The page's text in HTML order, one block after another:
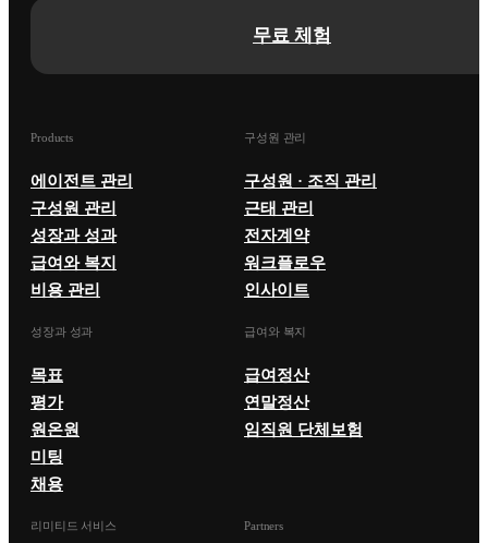
무료 체험
Products
에이전트 관리
구성원 관리
성장과 성과
급여와 복지
비용 관리
구성원 관리
구성원 · 조직 관리
근태 관리
전자계약
워크플로우
인사이트
성장과 성과
목표
평가
원온원
미팅
채용
급여와 복지
급여정산
연말정산
임직원 단체보험
리미티드 서비스 Partners